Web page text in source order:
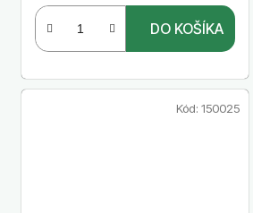
DO KOŠÍKA
Kód: 150025